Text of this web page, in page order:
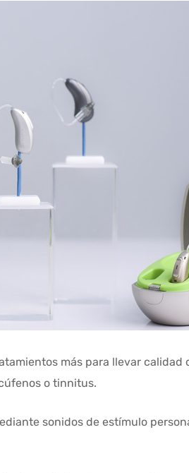
más para llevar calidad
o tinnitus.
sonidos de estímulo